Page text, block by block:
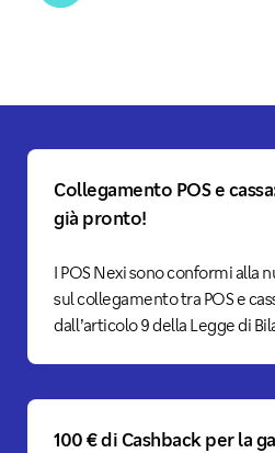
Collegamento POS e
già pronto!
I POS Nexi sono conformi alla
sul collegamento tra POS e
dall’articolo 9 della Legge di
100 € di Cashback per la